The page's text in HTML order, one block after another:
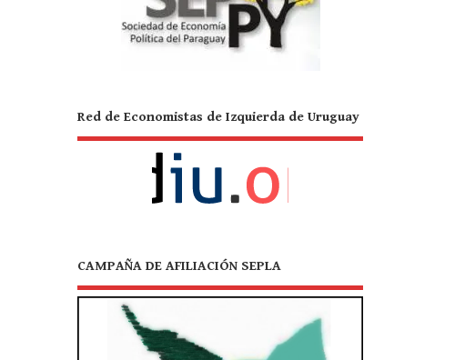
Red de Economistas de Izquierda de Uruguay
CAMPAÑA DE AFILIACIÓN SEPLA